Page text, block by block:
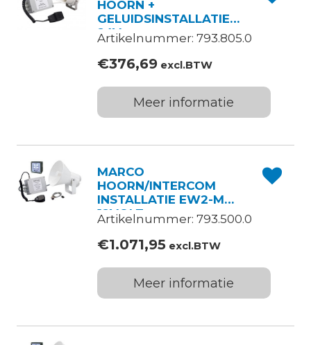
HOORN +
GELUIDSINSTALLATIE
24V
Artikelnummer: 793.805.0
€376,69excl.BTW
Meer informatie
MARCO
HOORN/INTERCOM
INSTALLATIE EW2-M
12VOLT
Artikelnummer: 793.500.0
€1.071,95excl.BTW
Meer informatie